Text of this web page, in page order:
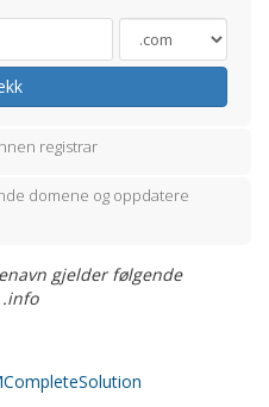
registrar
domene og oppdatere
gjelder følgende